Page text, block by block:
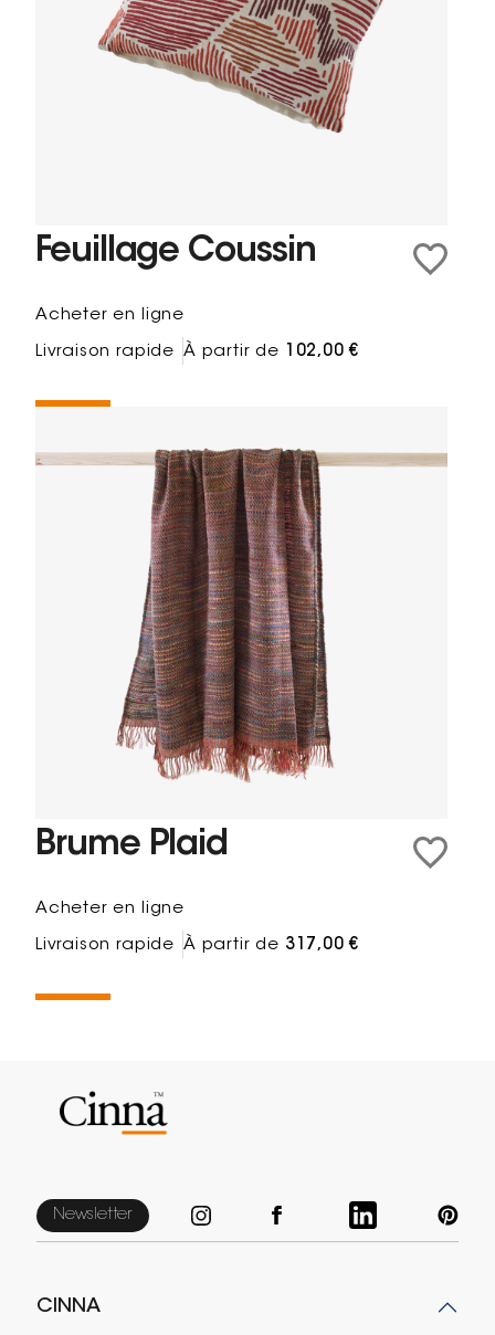
Feuillage Coussin
Acheter en ligne
Livraison rapide À partir de 102,00 €
Brume Plaid
Acheter en ligne
Livraison rapide À partir de 317,00 €
Newsletter
CINNA